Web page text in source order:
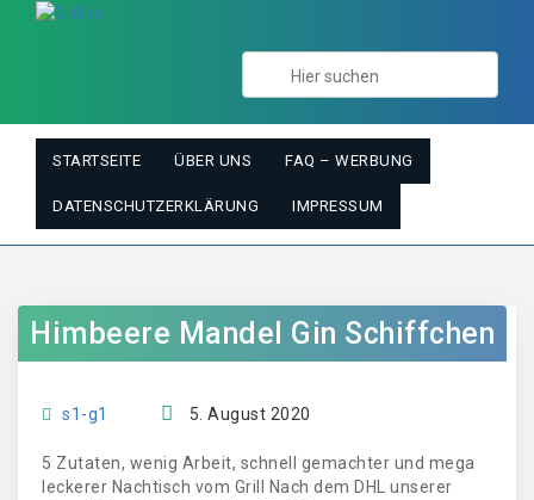
STARTSEITE ÜBER UNS FAQ – WERBUNG
DATENSCHUTZERKLÄRUNG IMPRESSUM
Himbeere Mandel Gin Schiffchen
s1-g1 5. August 2020
5 Zutaten, wenig Arbeit, schnell gemachter und mega
leckerer Nachtisch vom Grill Nach dem DHL unserer